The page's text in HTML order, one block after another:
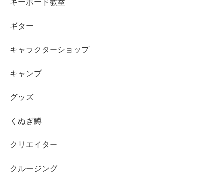
キーボード教室
ギター
キャラクターショップ
キャンプ
グッズ
くぬぎ鱒
クリエイター
クルージング